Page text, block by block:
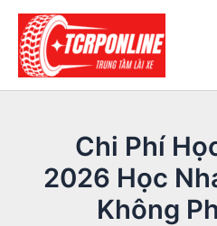
Nhảy
dung
Chi Phí
2026 Học
Không